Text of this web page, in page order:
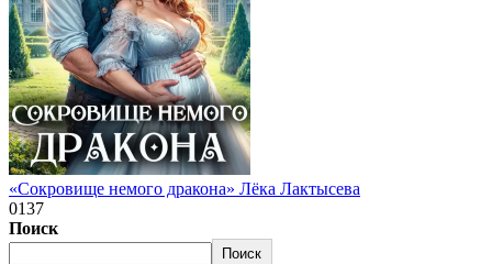
«Сокровище немого дракона» Лёка Лактысева
0137
Поиск
Поиск